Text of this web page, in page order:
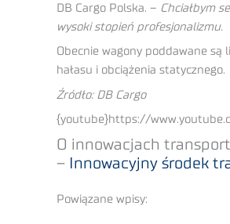
DB Cargo Polska. – Chciałbym
wysoki stopień profesjonalizmu.
Obecnie wagony poddawane
hałasu i obciążenia statycznego.
Źródło: DB Cargo
{youtube}https://
O innowacjach
– Innowacyjny środek
Powiązane wpisy: